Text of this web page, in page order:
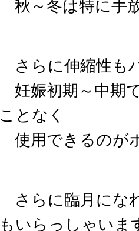
秋～冬は特に手
さらに伸縮性も
妊娠初期～中期
ことなく
使用できるのが
さらに臨月にな
もいらっしゃいま